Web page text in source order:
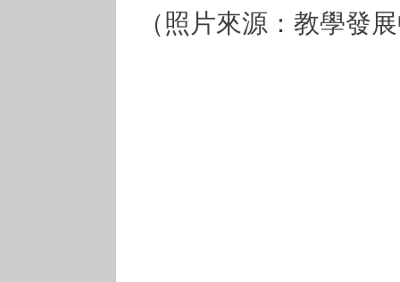
（照片來源：教學發